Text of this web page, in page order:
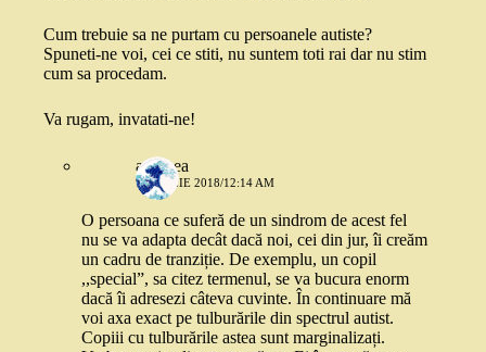
Cum trebuie sa ne purtam cu persoanele autiste?
Spuneti-ne voi, cei ce stiti, nu suntem toti rai dar nu stim
cum sa procedam.
Va rugam, invatati-ne!
andreea
1 APRILIE 2018/12:14 AM
O persoana ce suferă de un sindrom de acest fel
nu se va adapta decât dacă noi, cei din jur, îi creăm
un cadru de tranziție. De exemplu, un copil
,,special”, sa citez termenul, se va bucura enorm
dacă îi adresezi câteva cuvinte. În continuare mă
voi axa exact pe tulburările din spectrul autist.
Copiii cu tulburările astea sunt marginalizați.